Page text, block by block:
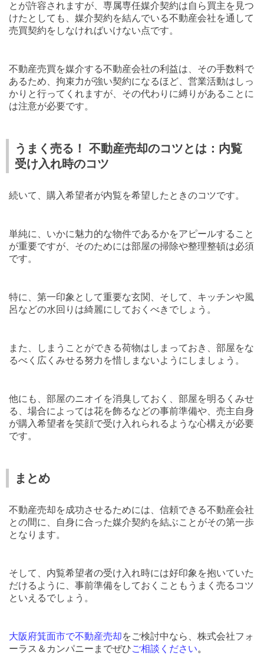
とが許容されますが、専属専任媒介契約は自ら買主を見つ
けたとしても、媒介契約を結んでいる不動産会社を通して
売買契約をしなければいけない点です。
不動産売買を媒介する不動産会社の利益は、その手数料で
あるため、拘束力が強い契約になるほど、営業活動はしっ
かりと行ってくれますが、その代わりに縛りがあることに
は注意が必要です。
うまく売る！ 不動産売却のコツとは：内覧
受け入れ時のコツ
続いて、購入希望者が内覧を希望したときのコツです。
単純に、いかに魅力的な物件であるかをアピールすること
が重要ですが、そのためには部屋の掃除や整理整頓は必須
です。
特に、第一印象として重要な玄関、そして、キッチンや風
呂などの水回りは綺麗にしておくべきでしょう。
また、しまうことができる荷物はしまっておき、部屋をな
るべく広くみせる努力を惜しまないようにしましょう。
他にも、部屋のニオイを消臭しておく、部屋を明るくみせ
る、場合によっては花を飾るなどの事前準備や、売主自身
が購入希望者を笑顔で受け入れられるような心構えが必要
です。
まとめ
不動産売却を成功させるためには、信頼できる不動産会社
との間に、自身に合った媒介契約を結ぶことがその第一歩
となります。
そして、内覧希望者の受け入れ時には好印象を抱いていた
だけるように、事前準備をしておくこともうまく売るコツ
といえるでしょう。
大阪府箕面市で不動産売却をご検討中なら、株式会社フォ
ーラス＆カンパニーまでぜひご相談ください。